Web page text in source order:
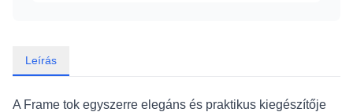
Leírás
A Frame tok egyszerre elegáns és praktikus kiegészítője